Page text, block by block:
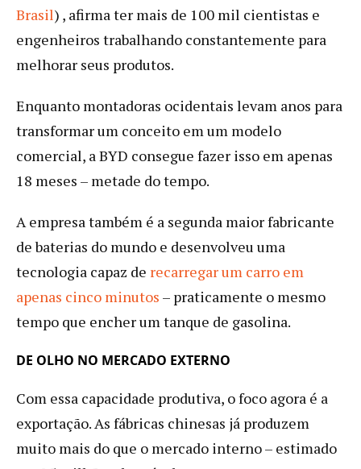
Brasil) , afirma ter mais de 100 mil cientistas e
engenheiros trabalhando constantemente para
melhorar seus produtos.
Enquanto montadoras ocidentais levam anos para
transformar um conceito em um modelo
comercial, a BYD consegue fazer isso em apenas
18 meses – metade do tempo.
A empresa também é a segunda maior fabricante
de baterias do mundo e desenvolveu uma
tecnologia capaz de recarregar um carro em
apenas cinco minutos – praticamente o mesmo
tempo que encher um tanque de gasolina.
DE OLHO NO MERCADO EXTERNO
Com essa capacidade produtiva, o foco agora é a
exportação. As fábricas chinesas já produzem
muito mais do que o mercado interno – estimado